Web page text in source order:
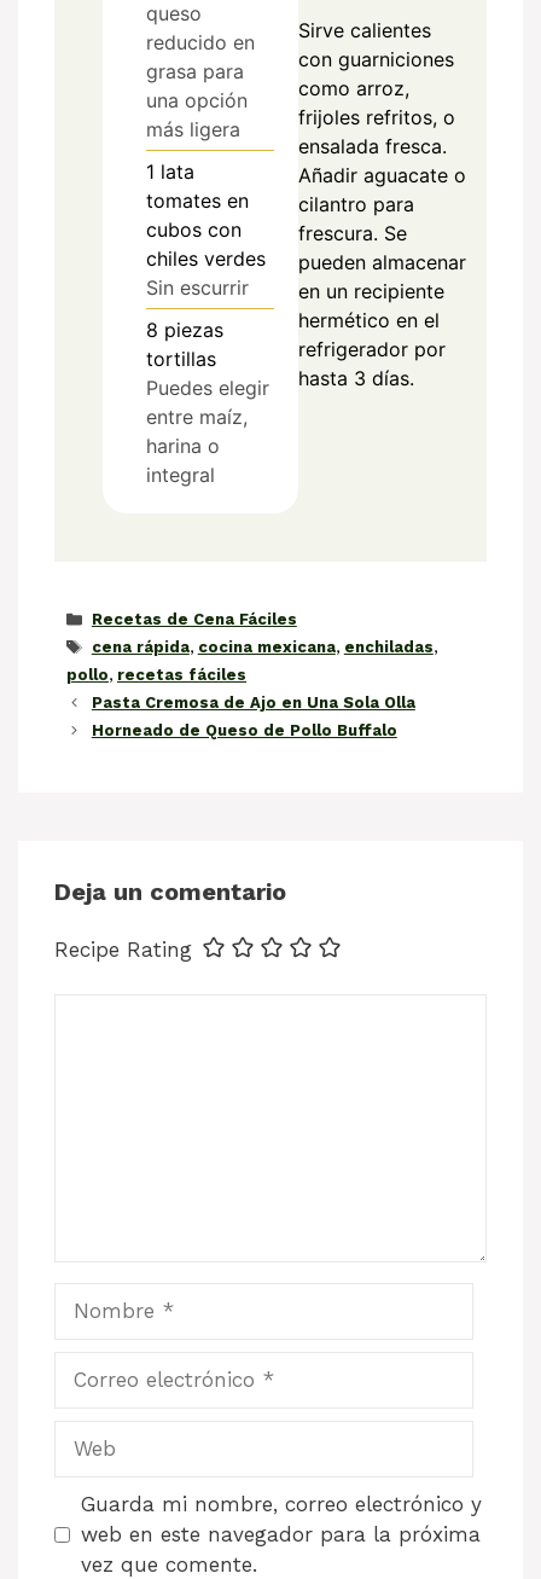
queso
reducido en
grasa para
una opción
más ligera
1 lata
tomates en
cubos con
chiles verdes
Sin escurrir
8 piezas
tortillas
Puedes elegir
entre maíz,
harina o
integral
Sirve calientes
con guarniciones
como arroz,
frijoles refritos, o
ensalada fresca.
Añadir aguacate o
cilantro para
frescura. Se
pueden almacenar
en un recipiente
hermético en el
refrigerador por
hasta 3 días.
Categorías
Recetas de Cena Fáciles
Etiquetas
cena rápida, cocina mexicana, enchiladas,
pollo, recetas fáciles
Pasta Cremosa de Ajo en Una Sola Olla
Horneado de Queso de Pollo Buffalo
Deja un comentario
Recipe Rating
Nombre
Guarda mi nombre, correo electrónico y
web en este navegador para la próxima
vez que comente.